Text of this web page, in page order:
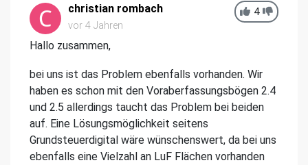
4
christian rombach
vor 4 Jahren
Hallo zusammen,
bei uns ist das Problem ebenfalls vorhanden. Wir
haben es schon mit den Voraberfassungsbögen 2.4
und 2.5 allerdings taucht das Problem bei beiden
auf. Eine Lösungsmöglichkeit seitens
Grundsteuerdigital wäre wünschenswert, da bei uns
ebenfalls eine Vielzahl an LuF Flächen vorhanden